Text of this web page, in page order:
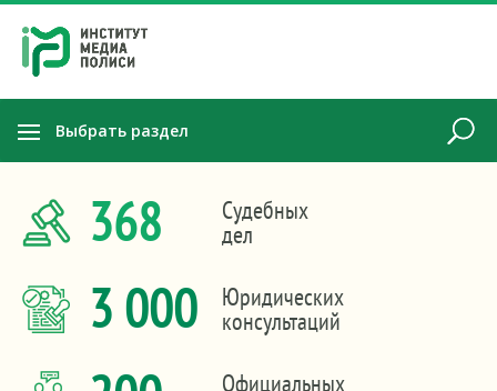
Выбрать раздел
368 Судебных
дел
3 000 Юридических
консультаций
Официальных